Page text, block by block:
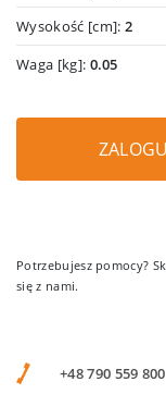
Wysokość [cm]: 2
Waga [kg]: 0.05
Potrzebujesz pomocy?
się z nami.
+48 790 559 800